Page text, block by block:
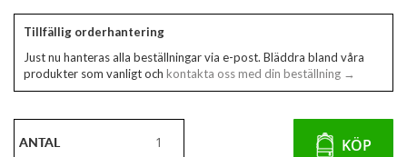
Tillfällig orderhantering
Just nu hanteras alla beställningar via e-post. Bläddra bland våra
produkter som vanligt och kontakta oss med din beställning →
ANTAL KÖP